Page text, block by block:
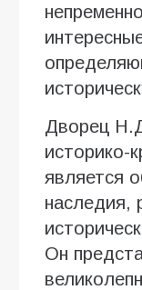
Дворец
историко-
является
наследия,
Он